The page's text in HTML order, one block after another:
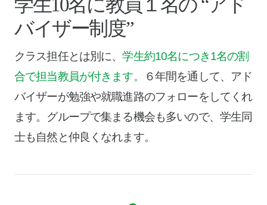
学生10名に教員１名の“アド
バイザー制度”
クラス担任とは別に、学生約10名につき1名の割
合で担当教員が付きます。
６年間を通して、アド
バイザーが勉強や就職進路のフォローをしてくれ
ます。 グループで集まる機会も多いので、学生同
士も自然と仲良くなれます。